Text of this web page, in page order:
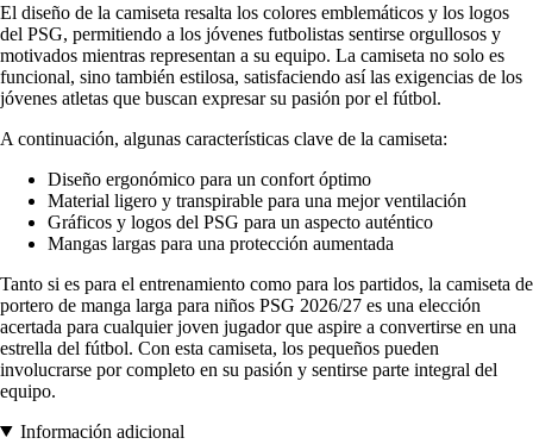
El diseño de la camiseta resalta los colores emblemáticos y los logos
del PSG, permitiendo a los jóvenes futbolistas sentirse orgullosos y
motivados mientras representan a su equipo. La camiseta no solo es
funcional, sino también estilosa, satisfaciendo así las exigencias de los
jóvenes atletas que buscan expresar su pasión por el fútbol.
A continuación, algunas características clave de la camiseta:
Diseño ergonómico para un confort óptimo
Material ligero y transpirable para una mejor ventilación
Gráficos y logos del PSG para un aspecto auténtico
Mangas largas para una protección aumentada
Tanto si es para el entrenamiento como para los partidos, la camiseta de
portero de manga larga para niños PSG 2026/27 es una elección
acertada para cualquier joven jugador que aspire a convertirse en una
estrella del fútbol. Con esta camiseta, los pequeños pueden
involucrarse por completo en su pasión y sentirse parte integral del
equipo.
Información adicional